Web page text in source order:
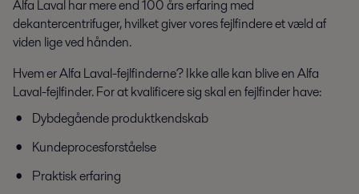
Alfa Laval har mere end 100 års erfaring med
dekantercentrifuger, hvilket giver vores fejlfindere et væld af
viden lige ved hånden.
Hvem er Alfa Laval-fejlfinderne? Ikke alle kan blive en Alfa
Laval-fejlfinder. For at kvalificere sig skal en fejlfinder have:
Dybdegående produktkendskab
Kundeprocesforståelse
Praktisk erfaring